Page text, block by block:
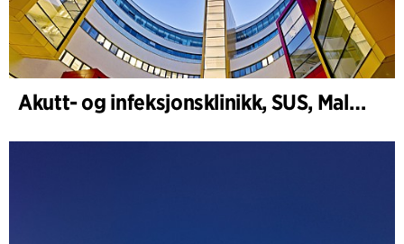
Akutt- og infeksjonsklinikk, SUS, Malmö